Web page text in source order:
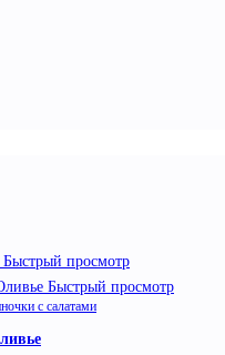
Быстрый просмотр
Быстрый просмотр
с салатами